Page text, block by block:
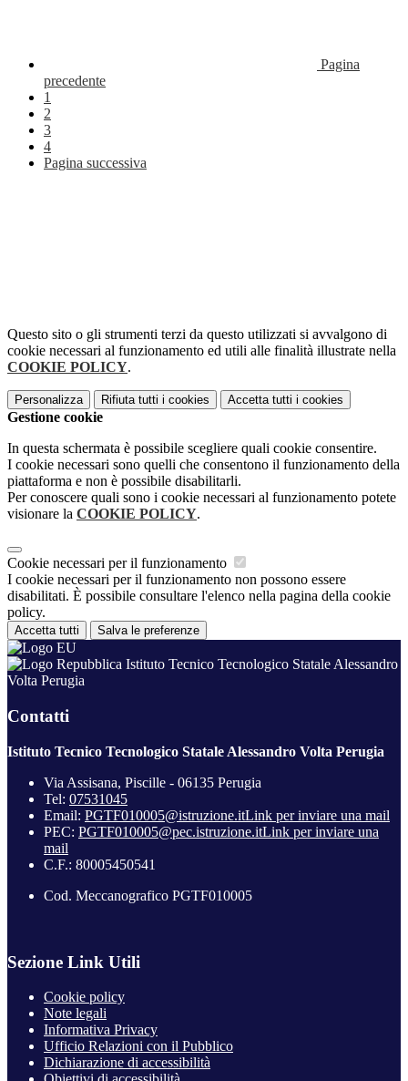
Pagina
precedente
1
2
3
4
Pagina successiva
Questo sito o gli strumenti terzi da questo utilizzati si avvalgono di
cookie necessari al funzionamento ed utili alle finalità illustrate nella
COOKIE POLICY.
Personalizza Rifiuta tutti i cookies Accetta tutti i cookies
Gestione cookie
In questa schermata è possibile scegliere quali cookie consentire.
I cookie necessari sono quelli che consentono il funzionamento della
piattaforma e non è possibile disabilitarli.
Per conoscere quali sono i cookie necessari al funzionamento potete
visionare la COOKIE POLICY.
Cookie necessari per il funzionamento
I cookie necessari per il funzionamento non possono essere
disabilitati. È possibile consultare l'elenco nella pagina della cookie
policy.
Accetta tutti Salva le preferenze
Istituto Tecnico Tecnologico Statale Alessandro
Volta Perugia
Contatti
Istituto Tecnico Tecnologico Statale Alessandro Volta Perugia
Via Assisana, Piscille - 06135 Perugia
Tel: 07531045
Email: PGTF010005@istruzione.itLink per inviare una mail
PEC: PGTF010005@pec.istruzione.itLink per inviare una
mail
C.F.: 80005450541
Cod. Meccanografico PGTF010005
Sezione Link Utili
Cookie policy
Note legali
Informativa Privacy
Ufficio Relazioni con il Pubblico
Dichiarazione di accessibilità